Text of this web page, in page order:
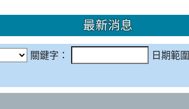
最新消息
關鍵字： 日期範圍